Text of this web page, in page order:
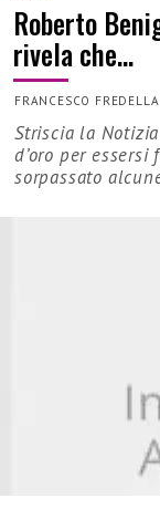
Roberto
rivela che…
FRANCESCO FREDELLA
Striscia la
d’oro per
sorpassato